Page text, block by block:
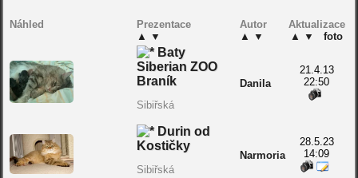
Náhled
Prezentace
▲ ▼
Autor
▲ ▼
Aktualizace
▲ ▼ foto
Baty
Siberian ZOO
Braník
Sibiřská
Danila
21.4.13
22:50
Durin od
Kostičky
Sibiřská
Narmoria
28.5.23
14:09